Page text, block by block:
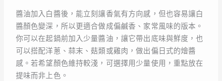
醬油加入白醬後，能立刻讓香氣有方向感，但也容易讓白
醬顏色變深，所以更適合做成偏鹹香、家常風味的版本。
你可以在起鍋前加入少量醬油，讓它帶出底味與鮮度，也
可以搭配洋蔥、蒜末、菇類或雞肉，做出偏日式的燴醬
感。若希望顏色維持較淺，可選擇用少量使用，重點放在
提味而非上色。